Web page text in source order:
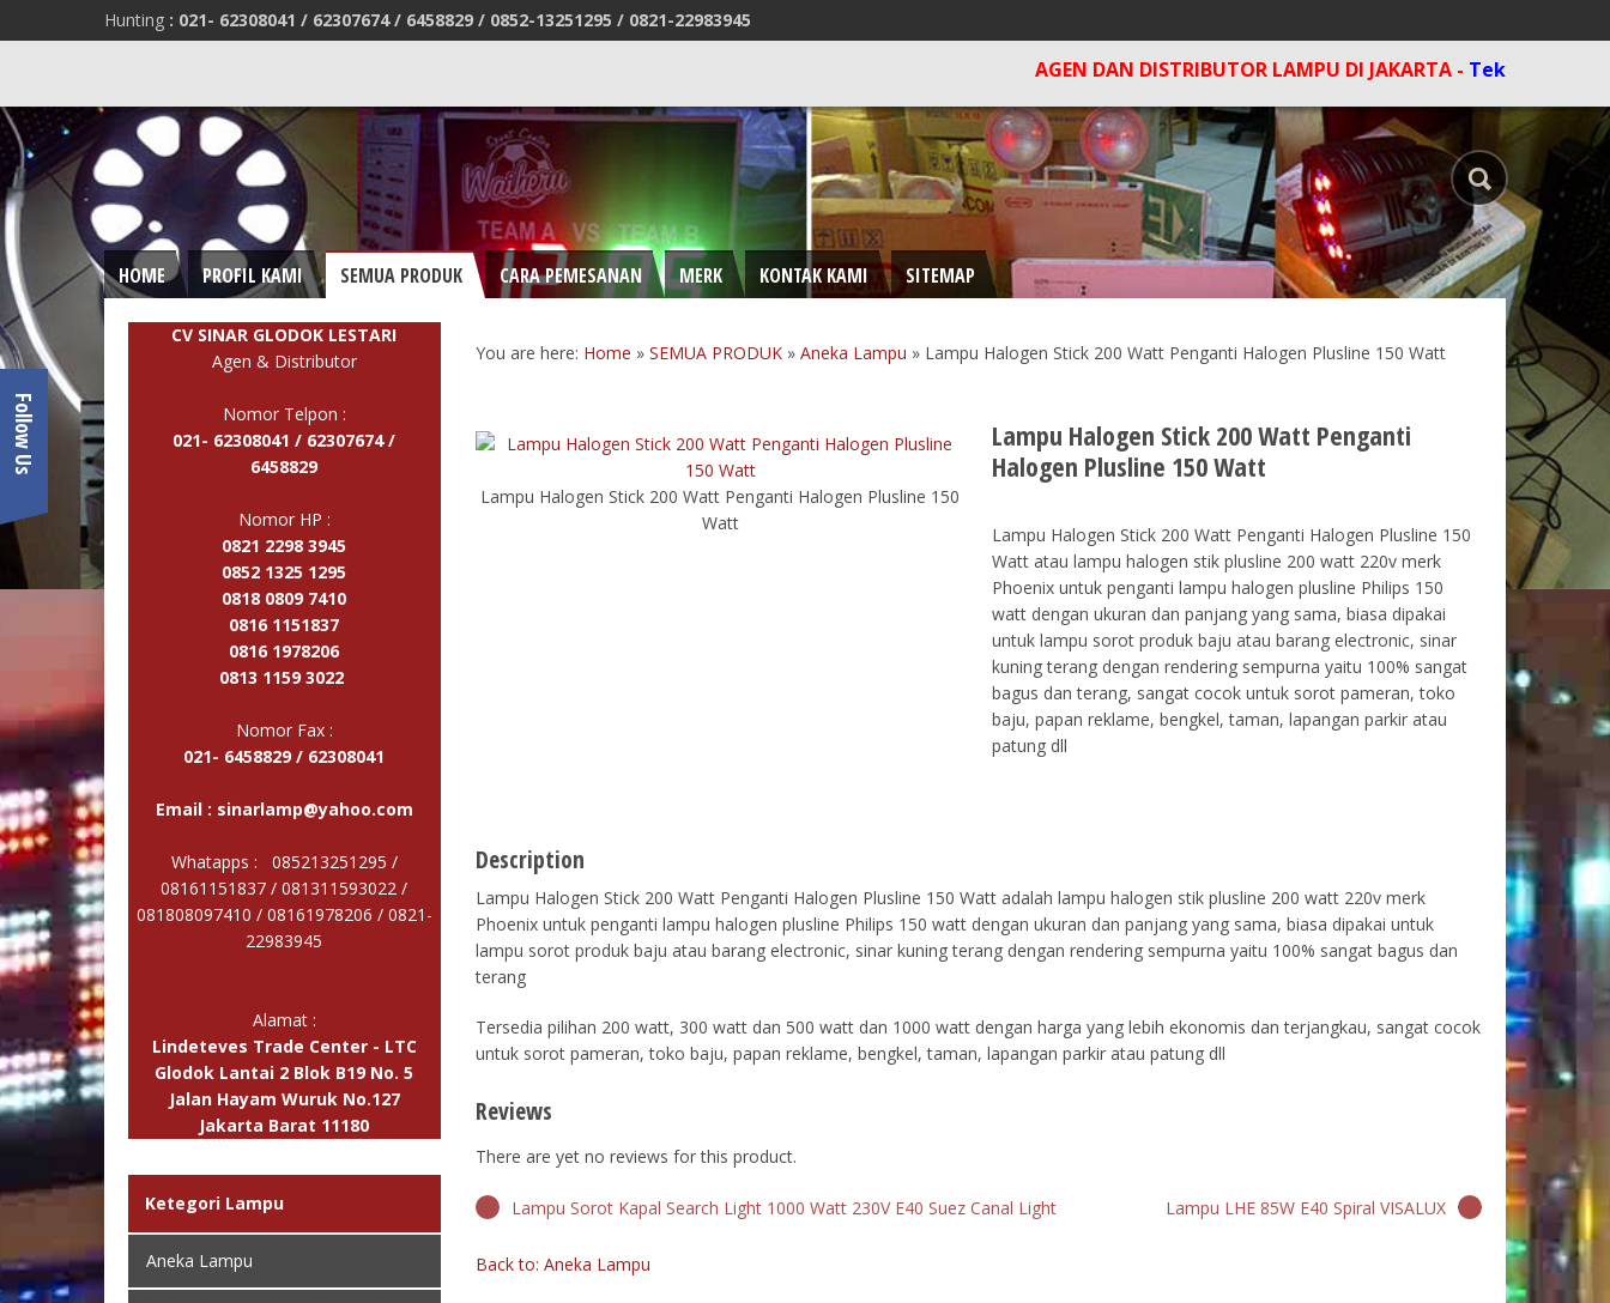
Hunting : 021- 62308041 / 62307674 / 6458829 / 0852-13251295 / 0821-22983945
AGEN DAN DISTRIBUTOR LAMPU DI JAKARTA -Tekan Tombol F5 di
HOME PROFIL KAMI SEMUA PRODUK CARA PEMESANAN MERK KONTAK KAMI SITEMAP
CV SINAR GLODOK LESTARI
Agen & Distributor
Nomor Telpon :
021- 62308041 / 62307674 /
6458829
Nomor HP :
0821 2298 3945
0852 1325 1295
0818 0809 7410
0816 1151837
0816 1978206
0813 1159 3022
Nomor Fax :
021- 6458829 / 62308041
Email : sinarlamp@yahoo.com
Whatapps : 085213251295 /
08161151837 / 081311593022 /
081808097410 / 08161978206 / 0821-
22983945
Alamat :
Lindeteves Trade Center - LTC
Glodok Lantai 2 Blok B19 No. 5
Jalan Hayam Wuruk No.127
Jakarta Barat 11180
Ketegori Lampu
Aneka Lampu
You are here: Home » SEMUA PRODUK» Aneka Lampu » Lampu Halogen Stick 200 Watt Penganti Halogen Plusline 150 Watt
Lampu Halogen Stick 200 Watt Penganti Halogen Plusline 150
Watt
Lampu Halogen Stick 200 Watt Penganti
Halogen Plusline 150 Watt
Lampu Halogen Stick 200 Watt Penganti Halogen Plusline 150
Watt atau lampu halogen stik plusline 200 watt 220v merk
Phoenix untuk penganti lampu halogen plusline Philips 150
watt dengan ukuran dan panjang yang sama, biasa dipakai
untuk lampu sorot produk baju atau barang electronic, sinar
kuning terang dengan rendering sempurna yaitu 100% sangat
bagus dan terang, sangat cocok untuk sorot pameran, toko
baju, papan reklame, bengkel, taman, lapangan parkir atau
patung dll
Description
Lampu Halogen Stick 200 Watt Penganti Halogen Plusline 150 Watt adalah lampu halogen stik plusline 200 watt 220v merk
Phoenix untuk penganti lampu halogen plusline Philips 150 watt dengan ukuran dan panjang yang sama, biasa dipakai untuk
lampu sorot produk baju atau barang electronic, sinar kuning terang dengan rendering sempurna yaitu 100% sangat bagus dan
terang
Tersedia pilihan 200 watt, 300 watt dan 500 watt dan 1000 watt dengan harga yang lebih ekonomis dan terjangkau, sangat cocok
untuk sorot pameran, toko baju, papan reklame, bengkel, taman, lapangan parkir atau patung dll
Reviews
There are yet no reviews for this product.
Lampu LHE 85W E40 Spiral VISALUX
Lampu Sorot Kapal Search Light 1000 Watt 230V E40 Suez Canal Light
Back to: Aneka Lampu
Follow Us